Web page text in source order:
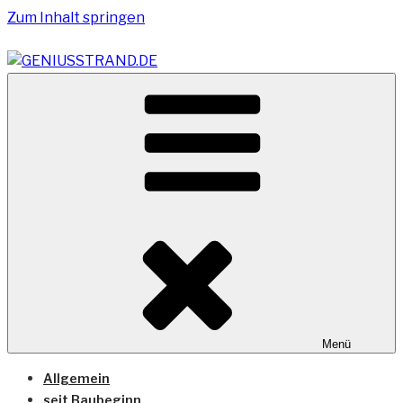
Zum Inhalt springen
GENIUSSTRAND.DE
Vom Geniusstrand zum JadeWeserPort/Container
Terminal Wilhelmshaven
Menü
Allgemein
seit Baubeginn